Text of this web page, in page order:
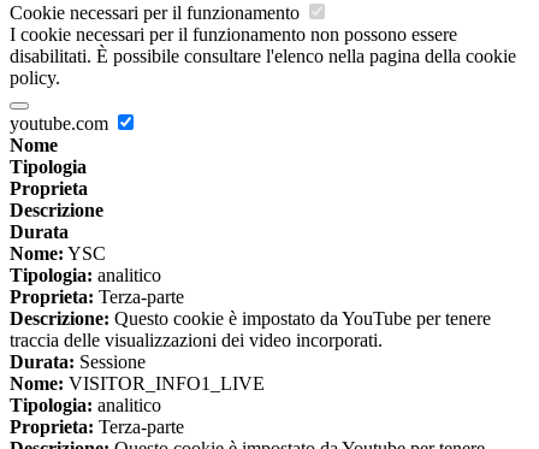
Cookie necessari per il funzionamento
I cookie necessari per il funzionamento non possono essere
disabilitati. È possibile consultare l'elenco nella pagina della cookie
policy.
youtube.com
Nome
Tipologia
Proprieta
Descrizione
Durata
Nome: YSC
Tipologia: analitico
Proprieta: Terza-parte
Descrizione: Questo cookie è impostato da YouTube per tenere
traccia delle visualizzazioni dei video incorporati.
Durata: Sessione
Nome: VISITOR_INFO1_LIVE
Tipologia: analitico
Proprieta: Terza-parte